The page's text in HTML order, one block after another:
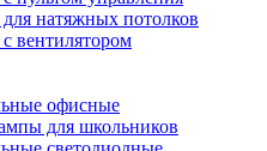
натяжных потолков
вентилятором
офисные
для школьников